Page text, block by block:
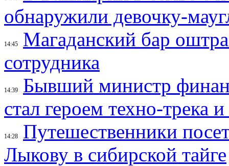
обнаружили девочку-
14:45
Магаданский бар
сотрудника
14:39
Бывший министр
стал героем техно-трека
14:28
Путешественники
Лыкову в сибирской тайге